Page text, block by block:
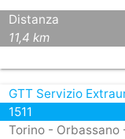
Distanza
11,4 km
GTT Servizio
1511
Torino - Orbassano